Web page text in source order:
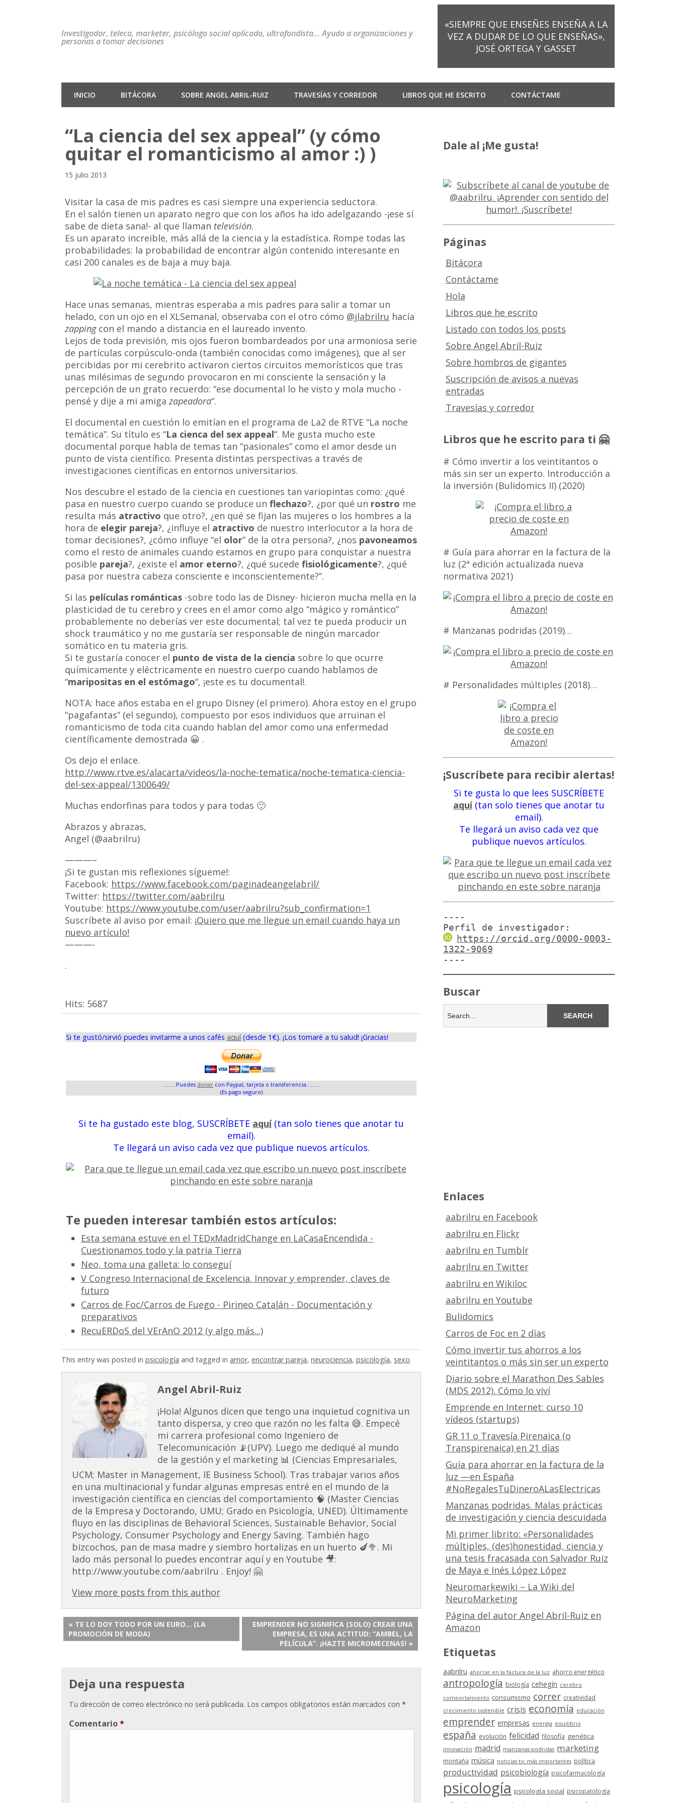
Investigador, teleco, marketer, psicólogo social aplicado, ultrafondista… Ayudo a organizaciones y
personas a tomar decisiones
«SIEMPRE QUE ENSEÑES ENSEÑA A LA
VEZ A DUDAR DE LO QUE ENSEÑAS»,
JOSÉ ORTEGA Y GASSET
INICIO BITÁCORA SOBRE ANGEL ABRIL-RUIZ TRAVESÍAS Y CORREDOR LIBROS QUE HE ESCRITO CONTÁCTAME
“La ciencia del sex appeal” (y cómo
quitar el romanticismo al amor :) )
15 julio 2013
Visitar la casa de mis padres es casi siempre una experiencia seductora.
En el salón tienen un aparato negro que con los años ha ido adelgazando -¡ese sí
sabe de dieta sana!- al que llaman televisión.
Es un aparato increible, más allá de la ciencia y la estadística. Rompe todas las
probabilidades: la probabilidad de encontrar algún contenido interesante en
casi 200 canales es de baja a muy baja.
Hace unas semanas, mientras esperaba a mis padres para salir a tomar un
helado, con un ojo en el XLSemanal, observaba con el otro cómo @jlabrilru hacía
zapping con el mando a distancia en el laureado invento.
Lejos de toda previsión, mis ojos fueron bombardeados por una armoniosa serie
de partículas corpúsculo-onda (también conocidas como imágenes), que al ser
percibidas por mi cerebrito activaron ciertos circuitos memorísticos que tras
unas milésimas de segundo provocaron en mi consciente la sensación y la
percepción de un grato recuerdo: “ese documental lo he visto y mola mucho -
pensé y dije a mi amigazapeadora“.
El documental en cuestión lo emitían en el programa de La2 de RTVE “La noche
temática”. Su título es “La cienca del sex appeal“. Me gusta mucho este
documental porque habla de temas tan “pasionales” como el amor desde un
punto de vista científico. Presenta distintas perspectivas a través de
investigaciones científicas en entornos universitarios.
Nos descubre el estado de la ciencia en cuestiones tan variopintas como: ¿qué
pasa en nuestro cuerpo cuando se produce unflechazo?, ¿por qué un rostro me
resulta más atractivo que otro?, ¿en qué se fijan las mujeres o los hombres a la
hora de elegir pareja?, ¿influye el atractivo de nuestro interlocutor a la hora de
tomar decisiones?, ¿cómo influye “el olor” de la otra persona?, ¿nos pavoneamos
como el resto de animales cuando estamos en grupo para conquistar a nuestra
posible pareja?, ¿existe el amor eterno?, ¿qué sucedefisiológicamente?, ¿qué
pasa por nuestra cabeza consciente e inconscientemente?”.
Si las películas románticas -sobre todo las de Disney- hicieron mucha mella en la
plasticidad de tu cerebro y crees en el amor como algo “mágico y romántico”
probablemente no deberías ver este documental; tal vez te pueda producir un
shock traumático y no me gustaría ser responsable de ningún marcador
somático en tu materia gris.
Si te gustaría conocer el punto de vista de la ciencia sobre lo que ocurre
químicamente y eléctricamente en nuestro cuerpo cuando hablamos de
“maripositas en el estómago“, ¡este es tu documental!.
NOTA: hace años estaba en el grupo Disney (el primero). Ahora estoy en el grupo
“pagafantas” (el segundo), compuesto por esos individuos que arruinan el
romanticismo de toda cita cuando hablan del amor como una enfermedad
científicamente demostrada 😀 .
Os dejo el enlace.
http://www.rtve.es/alacarta/videos/la-noche-tematica/noche-tematica-ciencia-
del-sex-appeal/1300649/
Muchas endorfinas para todos y para todas 🙂
Abrazos y abrazas,
Angel (@aabrilru)
———–
¡Si te gustan mis reflexiones sígueme!:
Facebook: https://www.facebook.com/paginadeangelabril/
Twitter: https://twitter.com/aabrilru
Youtube: https://www.youtube.com/user/aabrilru?sub_confirmation=1
Suscríbete al aviso por email: ¡Quiero que me llegue un email cuando haya un
nuevo artículo!
———-
.
Hits: 5687
Si te gustó/sirvió puedes invitarme a unos cafés aquí(desde 1€). ¡Los tomaré a tu salud! ¡Gracias!
.........Puedes donar con Paypal, tarjeta o transferencia.........
(Es pago seguro)
Si te ha gustado este blog, SUSCRÍBETE aquí(tan solo tienes que anotar tu
email).
Te llegará un aviso cada vez que publique nuevos artículos.
Te pueden interesar también estos artículos:
Esta semana estuve en el TEDxMadridChange en LaCasaEncendida -
Cuestionamos todo y la patria Tierra
Neo, toma una galleta: lo conseguí
V Congreso Internacional de Excelencia. Innovar y emprender, claves de
futuro
Carros de Foc/Carros de Fuego - Pirineo Catalán - Documentación y
preparativos
RecuERDoS del VErAnO 2012 (y algo más...)
This entry was posted in psicología and tagged in amor, encontrar pareja, neurociencia, psicología, sexo.
Angel Abril-Ruiz
¡Hola! Algunos dicen que tengo una inquietud cognitiva un
tanto dispersa, y creo que razón no les falta 😅. Empecé
mi carrera profesional como Ingeniero de
Telecomunicación 📡(UPV). Luego me dediqué al mundo
de la gestión y el marketing 📊 (Ciencias Empresariales,
UCM; Master in Management, IE Business School). Tras trabajar varios años
en una multinacional y fundar algunas empresas entré en el mundo de la
investigación científica en ciencias del comportamiento 🧠 (Master Ciencias
de la Empresa y Doctorando, UMU; Grado en Psicología, UNED). Últimamente
fluyo en las disciplinas de Behavioral Sciences, Sustainable Behavior, Social
Psychology, Consumer Psychology and Energy Saving. También hago
bizcochos, pan de masa madre y siembro hortalizas en un huerto 🍆🥦. Mi
lado más personal lo puedes encontrar aquí y en Youtube 🎥:
http://www.youtube.com/aabrilru . Enjoy! 🤗
View more posts from this author
« TE LO DOY TODO POR UN EURO… (LA
PROMOCIÓN DE MODA)
EMPRENDER NO SIGNIFICA (SOLO) CREAR UNA
EMPRESA, ES UNA ACTITUD: “AMBEL, LA
PELÍCULA”. ¡HAZTE MICROMECENAS! »
Deja una respuesta
Tu dirección de correo electrónico no será publicada. Los campos obligatorios están marcados con*
Comentario*
Dale al ¡Me gusta!
Páginas
Bitácora
Contáctame
Hola
Libros que he escrito
Listado con todos los posts
Sobre Angel Abril-Ruiz
Sobre hombros de gigantes
Suscripción de avisos a nuevas
entradas
Travesías y corredor
Libros que he escrito para ti 🤗
# Cómo invertir a los veintitantos o
más sin ser un experto. Introducción a
la inversión (Bulidomics II) (2020)
# Guía para ahorrar en la factura de la
luz (2ª edición actualizada nueva
normativa 2021)
# Manzanas podridas (2019)…
# Personalidades múltiples (2018)…
¡Suscríbete para recibir alertas!
Si te gusta lo que lees SUSCRÍBETE
aquí(tan solo tienes que anotar tu
email).
Te llegará un aviso cada vez que
publique nuevos artículos.
----
Perfil de investigador:
https://orcid.org/0000-0003-
1322-9069
----
Buscar
Enlaces
aabrilru en Facebook
aabrilru en Flickr
aabrilru en Tumblr
aabrilru en Twitter
aabrilru en Wikiloc
aabrilru en Youtube
Bulidomics
Carros de Foc en 2 días
Cómo invertir tus ahorros a los
veintitantos o más sin ser un experto
Diario sobre el Marathon Des Sables
(MDS 2012). Cómo lo viví
Emprende en Internet: curso 10
vídeos (startups)
GR 11 o Travesía Pirenaica (o
Transpirenaica) en 21 días
Guía para ahorrar en la factura de la
luz —en España
#NoRegalesTuDineroALasElectricas
Manzanas podridas. Malas prácticas
de investigación y ciencia descuidada
Mi primer librito: «Personalidades
múltiples, (des)honestidad, ciencia y
una tesis fracasada con Salvador Ruiz
de Maya e Inés López López
Neuromarkewiki – La Wiki del
NeuroMarketing
Página del autor Angel Abril-Ruiz en
Amazon
Etiquetas
aabrilru ahorrar en la factura de la luz ahorro energético
antropología biología cehegín cerebro
comportamiento consumismo correr creatividad
crecimiento sostenible crisis economía educación
emprender empresas energía equilibrio
españa evolución felicidad filosofía genética
innovación madrid manzanas podridas marketing
montaña música noticias tic más importantes política
productividad psicobiología psicofarmacología
psicología psicología social psicopatología